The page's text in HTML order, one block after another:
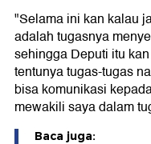
"Selama ini kan kalau
adalah tugasnya
sehingga Deputi itu
tentunya tugas-tugas
bisa komunikasi
mewakili saya dalam
Baca juga: